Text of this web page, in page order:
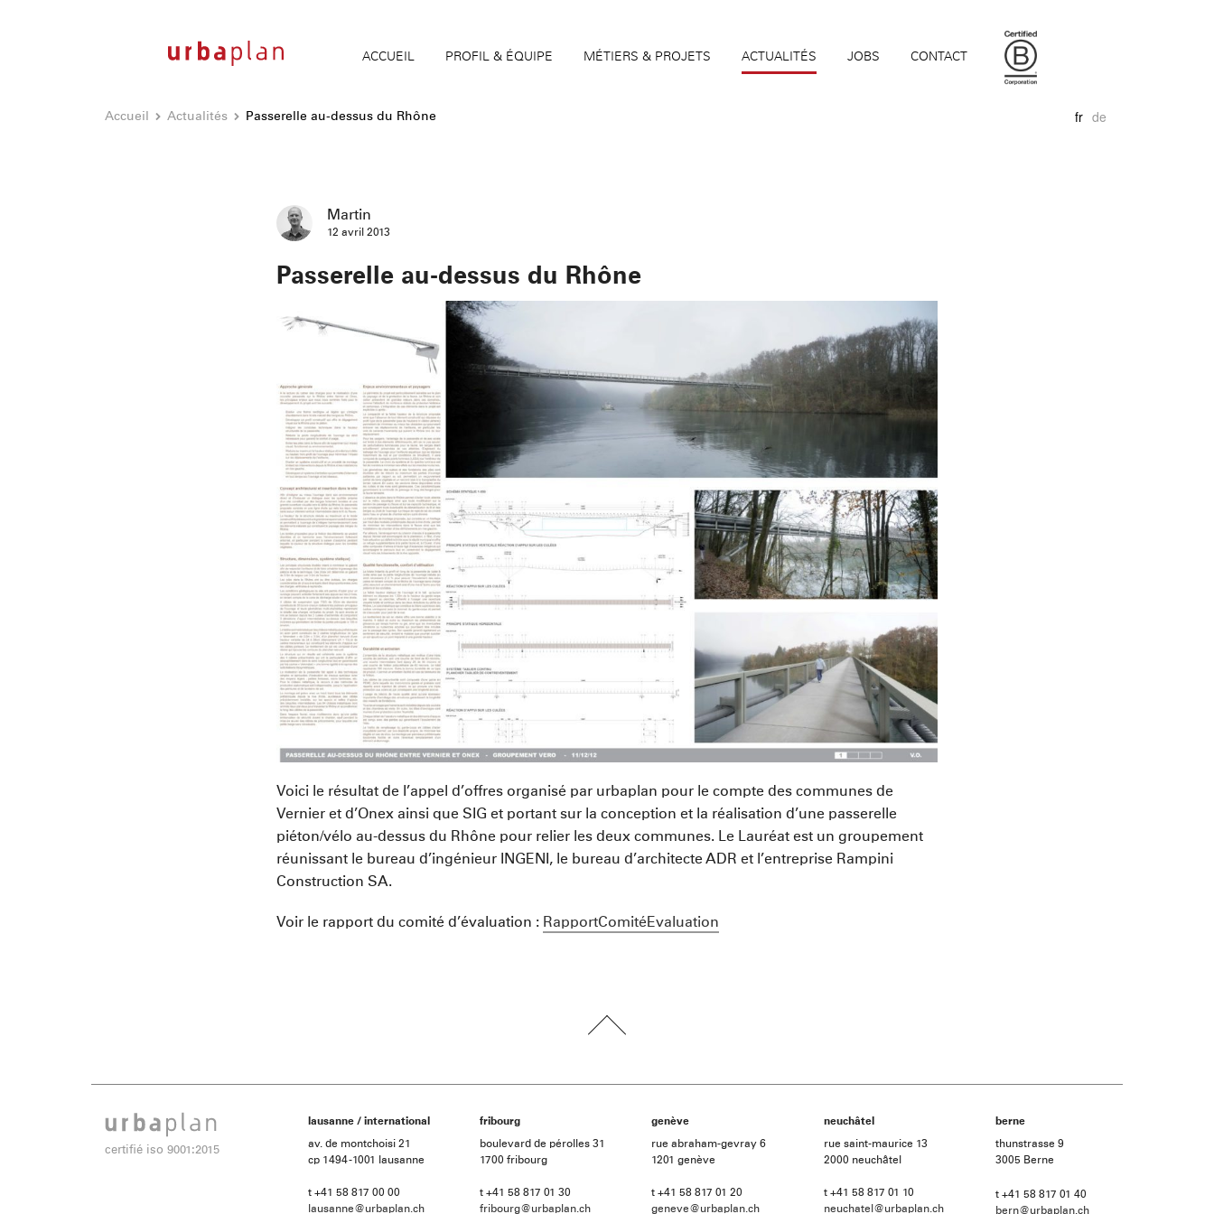
ACCUEIL PROFIL & ÉQUIPE MÉTIERS & PROJETS ACTUALITÉS JOBS CONTACT
Accueil Actualités Passerelle au-dessus du Rhône fr de
Martin
12 avril 2013
Passerelle au-dessus du Rhône
Voici le résultat de l’appel d’offres organisé par urbaplan pour le compte des communes de
Vernier et d’Onex ainsi que SIG et portant sur la conception et la réalisation d’une passerelle
piéton/vélo au-dessus du Rhône pour relier les deux communes. Le Lauréat est un groupement
réunissant le bureau d’ingénieur INGENI, le bureau d’architecte ADR et l’entreprise Rampini
Construction SA.
Voir le rapport du comité d’évaluation : RapportComitéEvaluation
certifié iso 9001:2015
lausanne / international
av. de montchoisi 21
cp 1494 -1001 lausanne
t +41 58 817 00 00
lausanne@urbaplan.ch
fribourg
boulevard de pérolles 31
1700 fribourg
t +41 58 817 01 30
fribourg@urbaplan.ch
genève
rue abraham-gevray 6
1201 genève
t +41 58 817 01 20
geneve@urbaplan.ch
neuchâtel
rue saint-maurice 13
2000 neuchâtel
t +41 58 817 01 10
neuchatel@urbaplan.ch
berne
thunstrasse 9
3005 Berne
t +41 58 817 01 40
bern@urbaplan.ch